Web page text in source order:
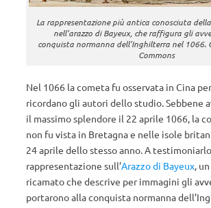
La rappresentazione più antica conosciuta
nell’arazzo di Bayeux, che raffigura gli
conquista normanna dell’Inghilterra nel 1066.
Commons
Nel 1066 la cometa fu osservata in Cina
ricordano gli autori dello studio. Sebbene
il massimo splendore il 22 aprile 1066, la
non fu vista in Bretagna e nelle isole
24 aprile dello stesso anno. A
rappresentazione sull’Arazzo di Bayeux,
ricamato che descrive per immagini gli
portarono alla conquista normanna